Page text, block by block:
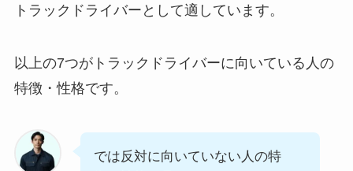
トラックドライバーとして適しています。
以上の7つがトラックドライバーに向いている人の
特徴・性格です。
では反対に向いていない人の特